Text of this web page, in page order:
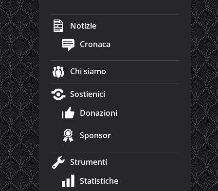
Notizie
Cronaca
Chi siamo
Sostienici
Donazioni
Sponsor
Strumenti
Statistiche